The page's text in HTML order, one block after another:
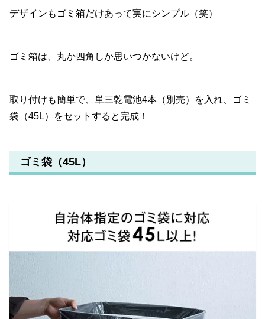
デザインもゴミ箱だけあって実にシンプル（笑）
ゴミ箱は、丸か四角しか思いつかないけど。
取り付けも簡単で、単三乾電池4本（別売）を入れ、ゴミ
袋（45L）をセットすると完成！
ゴミ袋（45L）